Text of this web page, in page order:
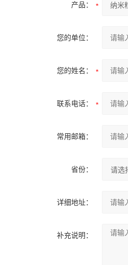
产品：
您的单位：
您的姓名：
联系电话：
常用邮箱：
省份：
详细地址：
补充说明：